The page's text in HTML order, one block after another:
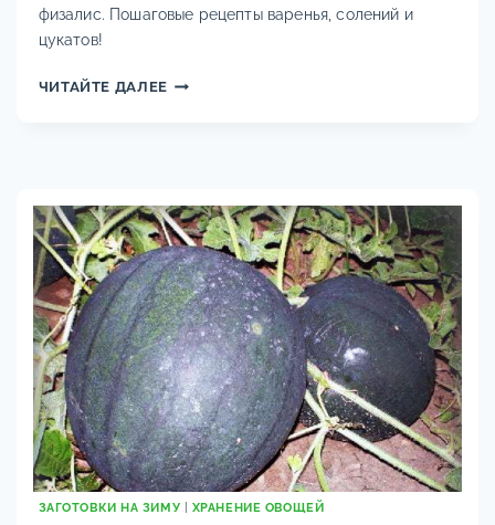
физалис. Пошаговые рецепты варенья, солений и
цукатов!
ЧИТАЙТЕ ДАЛЕЕФИЗАЛИС:
ЗАГОТОВОК
ЗАГОТОВКИ НА ЗИМУ ХРАНЕНИЕ ОВОЩЕЙ